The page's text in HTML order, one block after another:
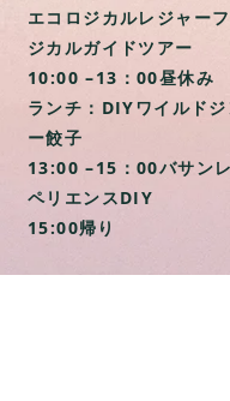
エコロジカルレジャー
ジカルガイドツアー
10:00 –13：00昼休み
ランチ：DIYワイルド
ー餃子
13:00 –15：00バサン
ペリエンスDIY
15:00帰り